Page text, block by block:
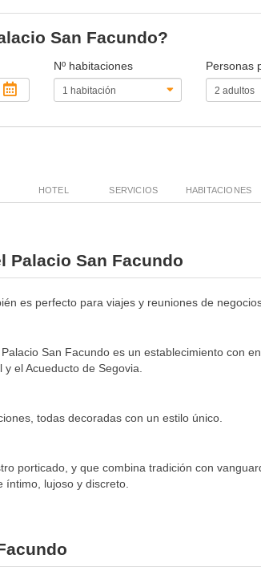
San Facundo?
Nº habitaciones
Personas
HOTEL SERVICIOS HABITACIONES
Palacio San Facundo
es perfecto para viajes y reuniones de
San Facundo es un establecimiento con
el Acueducto de Segovia.
todas decoradas con un estilo único.
porticado, y que combina tradición con
lujoso y discreto.